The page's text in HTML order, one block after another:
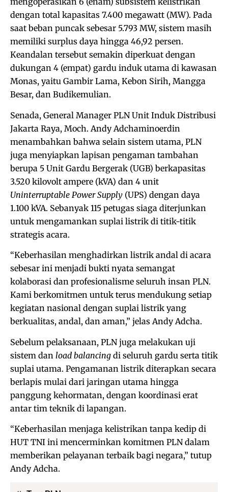
dengan total kapasitas 7.400 megawatt (MW). Pada
saat beban puncak sebesar 5.793 MW, sistem masih
memiliki surplus daya hingga 46,92 persen.
Keandalan tersebut semakin diperkuat dengan
dukungan 4 (empat) gardu induk utama di kawasan
Monas, yaitu Gambir Lama, Kebon Sirih, Mangga
Besar, dan Budikemulian.
Senada, General Manager PLN Unit Induk Distribusi
Jakarta Raya, Moch. Andy Adchaminoerdin
menambahkan bahwa selain sistem utama, PLN
juga menyiapkan lapisan pengaman tambahan
berupa 5 Unit Gardu Bergerak (UGB) berkapasitas
3.520 kilovolt ampere (kVA) dan 4 unit
Uninterruptable Power Supply (UPS) dengan daya
1.100 kVA. Sebanyak 115 petugas siaga diterjunkan
untuk mengamankan suplai listrik di titik-titik
strategis acara.
“Keberhasilan menghadirkan listrik andal di acara
sebesar ini menjadi bukti nyata semangat
kolaborasi dan profesionalisme seluruh insan PLN.
Kami berkomitmen untuk terus mendukung setiap
kegiatan nasional dengan suplai listrik yang
berkualitas, andal, dan aman,” jelas Andy Adcha.
Sebelum pelaksanaan, PLN juga melakukan uji
sistem dan load balancing di seluruh gardu serta titik
suplai utama. Pengamanan listrik diterapkan secara
berlapis mulai dari jaringan utama hingga
panggung kehormatan, dengan koordinasi erat
antar tim teknik di lapangan.
“Keberhasilan menjaga kelistrikan tanpa kedip di
HUT TNI ini mencerminkan komitmen PLN dalam
memberikan pelayanan terbaik bagi negara,” tutup
Andy Adcha.